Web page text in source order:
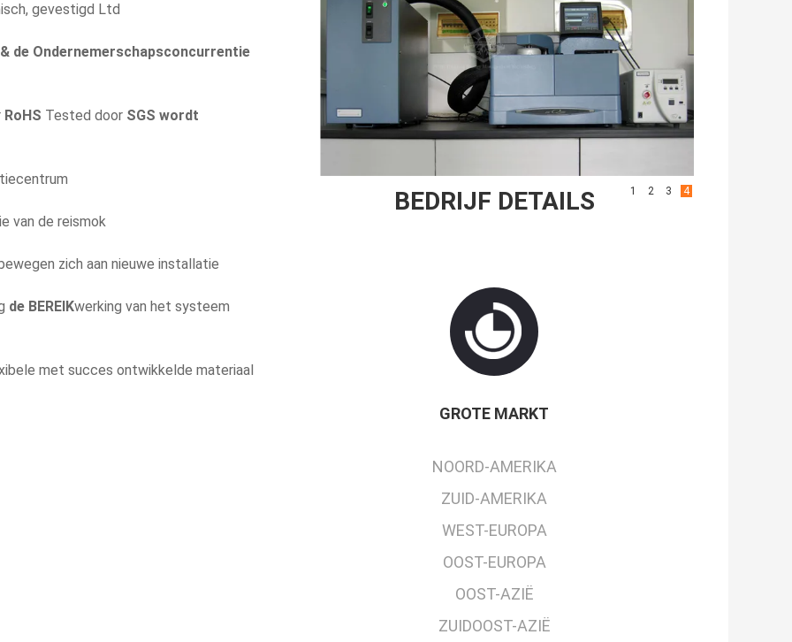
gevestigd Ltd
de Ondernemerschapsconcurrentie
RoHS Tested door SGS wordt
van de reismok
zich aan nieuwe installatie
de BEREIKwerking van het systeem
met succes ontwikkelde materiaal
1 2 3 4
BEDRIJF DETAILS
GROTE MARKT
NOORD-AMERIKA
ZUID-AMERIKA
WEST-EUROPA
OOST-EUROPA
OOST-AZIË
ZUIDOOST-AZIË